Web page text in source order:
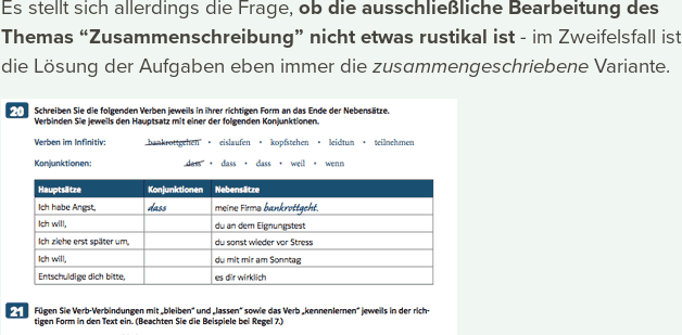
Es stellt sich allerdings die Frage,ob die ausschließliche Bearbeitung des
Themas “Zusammenschreibung” nicht etwas rustikal ist- im Zweifelsfall ist
die Lösung der Aufgaben eben immer die zusammengeschriebene Variante.